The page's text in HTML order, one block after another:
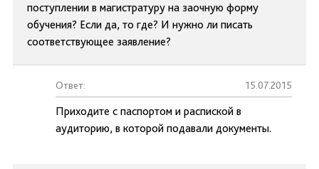
поступлении в магистратуру на заочную форму
обучения? Если да, то где? И нужно ли писать
соответствующее заявление?
Ответ: 15.07.2015
Приходите с паспортом и распиской в
аудиторию, в которой подавали документы.